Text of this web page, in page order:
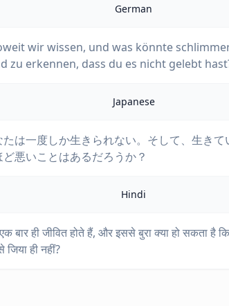
German
wir wissen, und was könnte
zu erkennen, dass du es nicht gelebt
Japanese
は一度しか生きられない。そして、生き
悪いことはあるだろうか？
Hindi
बार ही जीवित होते हैं, और इससे बुरा क्या हो सकता
ही नहीं?